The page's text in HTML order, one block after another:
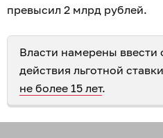
превысил 2 млрд рублей.
Власти намерены ввести
действия льготной
не более 15 лет.